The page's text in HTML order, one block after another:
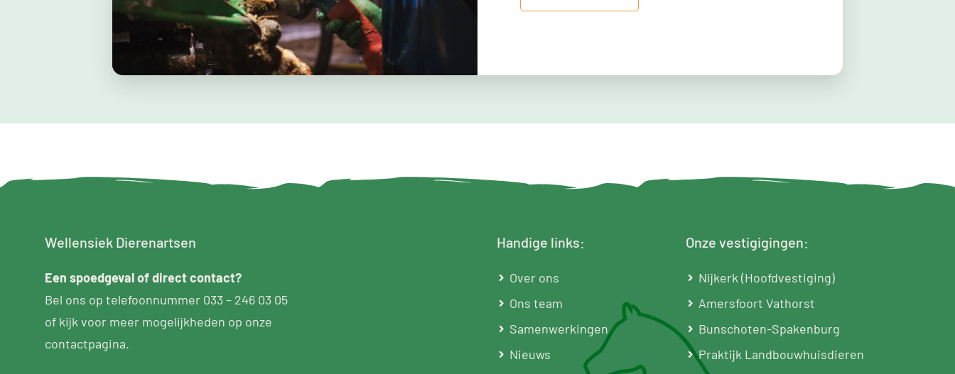
Wellensiek Dierenartsen
Eenspoedgevalof direct contact?
Bel ons op telefoonnummer 033 – 246 03 05
of kijk voor meer mogelijkheden op onze
contactpagina.
Handige links:
Over ons
Ons team
Samenwerkingen
Nieuws
Onze vestigigingen:
Nijkerk (Hoofdvestiging)
Amersfoort Vathorst
Bunschoten-Spakenburg
Praktijk Landbouwhuisdieren